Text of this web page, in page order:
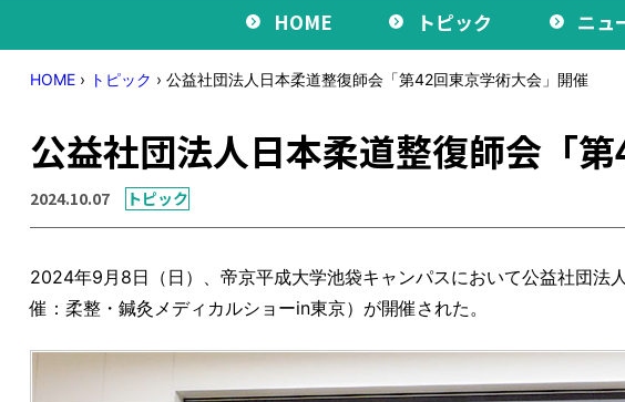
HOME トピック ニュ
HOME › トピック › 公益社団法人日本柔道整復師会「第42回東京学術大会」開催
公益社団法人日本柔道整復師会「
2024.10.07 トピック
2024年9月8日（日）、帝京平成大学池袋キャンパスにおいて公益社団法
催：柔整・鍼灸メディカルショーin東京）が開催された。